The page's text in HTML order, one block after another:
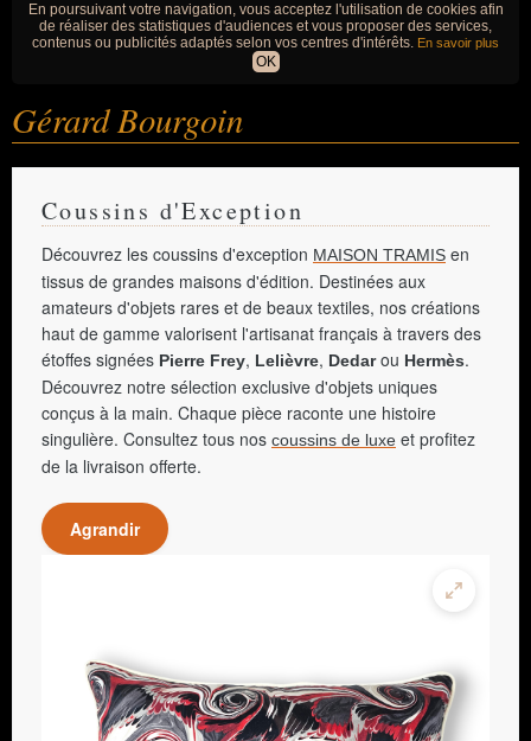
En poursuivant votre navigation, vous acceptez l'utilisation de cookies afin
de réaliser des statistiques d'audiences et vous proposer des services,
contenus ou publicités adaptés selon vos centres d'intérêts. En savoir plus
OK
Gérard Bourgoin
Coussins d'Exception
Découvrez les coussins d'exception MAISON TRAMIS en
tissus de grandes maisons d'édition. Destinées aux
amateurs d'objets rares et de beaux textiles, nos créations
haut de gamme valorisent l'artisanat français à travers des
étoffes signées Pierre Frey, Lelièvre, Dedarou Hermès.
Découvrez notre sélection exclusive d'objets uniques
conçus à la main. Chaque pièce raconte une histoire
singulière. Consultez tous nos coussins de luxe et profitez
de la livraison offerte.
Agrandir